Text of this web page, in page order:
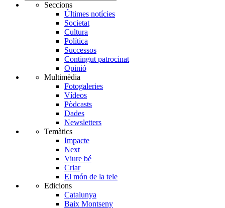
Seccions
Últimes notícies
Societat
Cultura
Política
Successos
Contingut patrocinat
Opinió
Multimèdia
Fotogaleries
Vídeos
Pòdcasts
Dades
Newsletters
Temàtics
Impacte
Next
Viure bé
Criar
El món de la tele
Edicions
Catalunya
Baix Montseny